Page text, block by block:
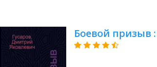
Боевой призыв